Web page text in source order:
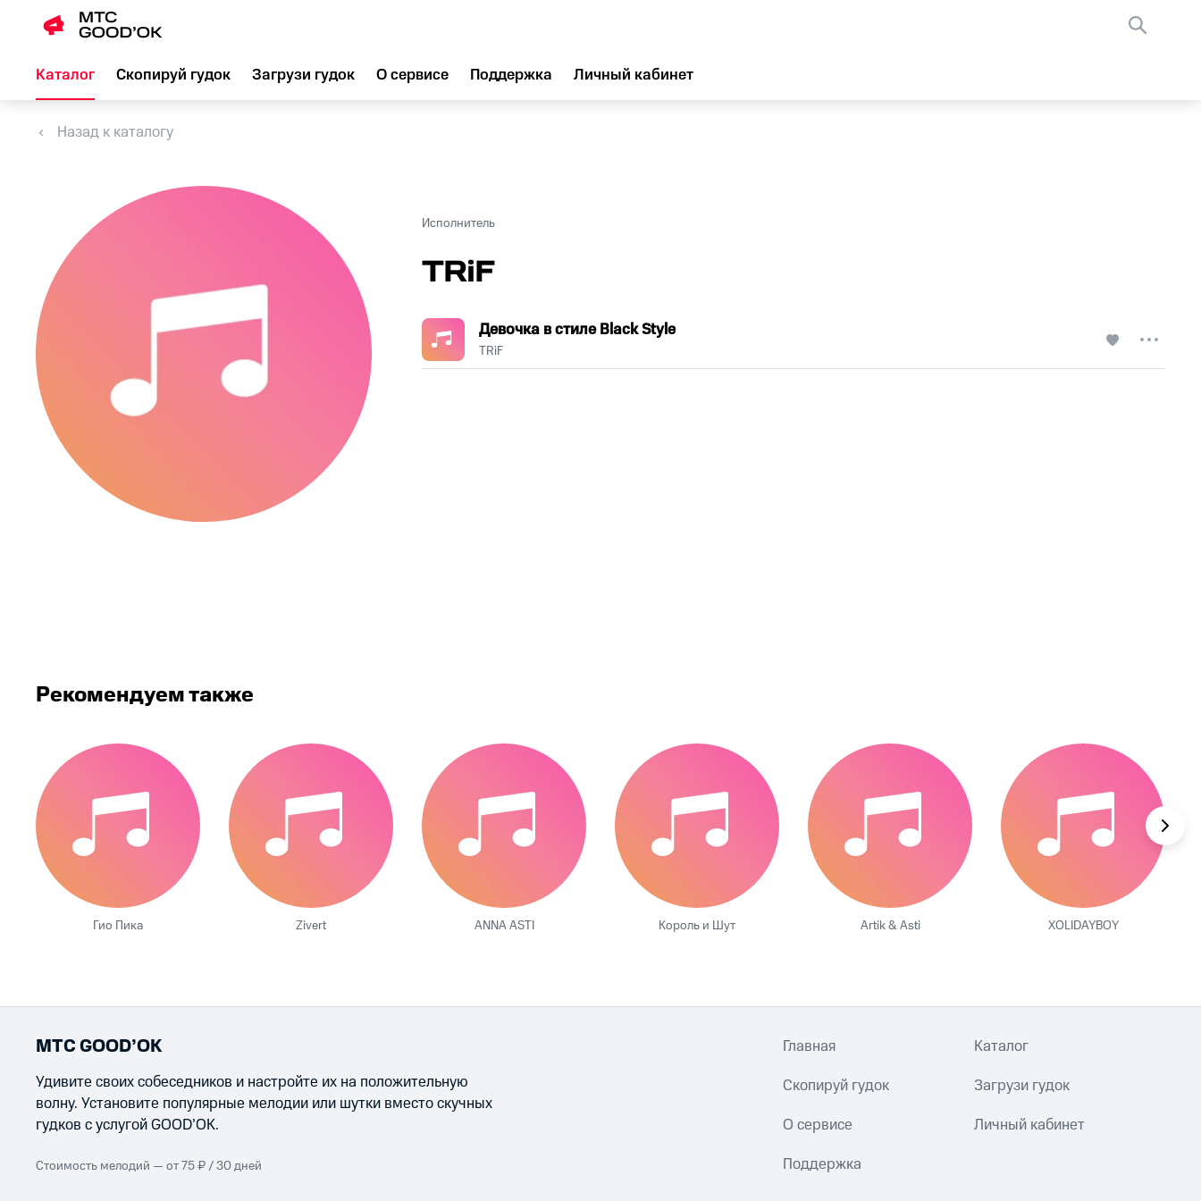
Каталог Скопируй гудок Загрузи гудок О сервисе Поддержка Личный кабинет
Назад к каталогу
Исполнитель
TRiF
Девочка в стиле Black Style
TRiF
Рекомендуем также
Гио Пика Zivert ANNA ASTI Король и Шут Artik & Asti XOLIDAYBOY
МТС GOOD’OK
Удивите своих собеседников и настройте их на положительную
волну. Установите популярные мелодии или шутки вместо скучных
гудков с услугой GOOD’OK.
Стоимость мелодий — от 75 ₽ / 30 дней
Главная Каталог
Скопируй гудок Загрузи гудок
О сервисе Личный кабинет
Поддержка